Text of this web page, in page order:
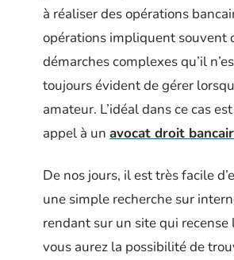
à réaliser des opérations
opérations impliquent souvent
démarches complexes qu’il
toujours évident de gérer
amateur. L’idéal dans ce cas
appel à un avocat droit
De nos jours, il est très facile
une simple recherche sur
rendant sur un site qui recense
vous aurez la possibilité de